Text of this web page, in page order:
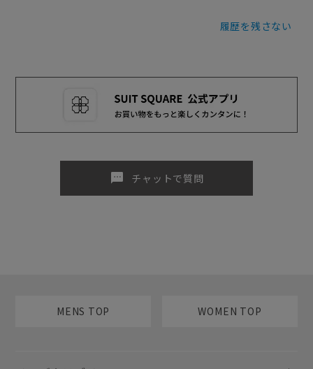
履歴を残さない
sms チャットで質問
MENS TOP WOMEN TOP